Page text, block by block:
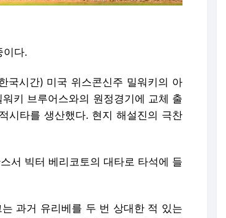
이다.
국시간) 미국 위스콘신주 밀워키의 아
키 브루어스와의 원정경기에 교체 출
시타를 생산했다. 현지 해설진의 극찬
서 빅터 베리코토의 대타로 타석에 들
과거 유리베를 두 번 상대한 적 있는